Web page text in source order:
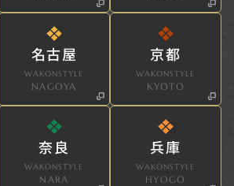
名古屋
WAKONSTYLE
NAGOYA
京都
WAKONSTYLE
KYOTO
奈良
WAKONSTYLE
NARA
兵庫
WAKONSTYLE
HYOGO